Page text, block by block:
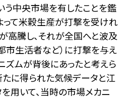
う中央市場を有したことを鑑
って米穀生産が打撃を受けれ
高騰し、それが全国へと波及
市生活者など）に打撃を与え
ズムが背後にあったと考えら
たに得られた気候データと江
用いて、当時の市場メカニ